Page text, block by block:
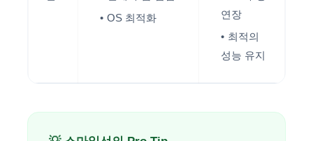
OS 최적화
연장
최적의
성능 유지